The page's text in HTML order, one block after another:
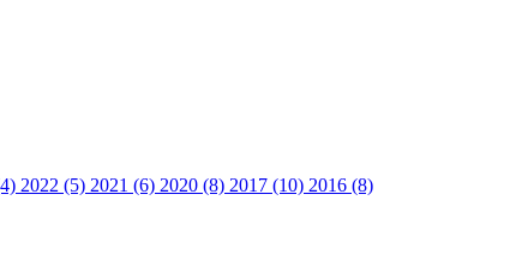
2022 (5) 2021 (6) 2020 (8) 2017 (10) 2016 (8)